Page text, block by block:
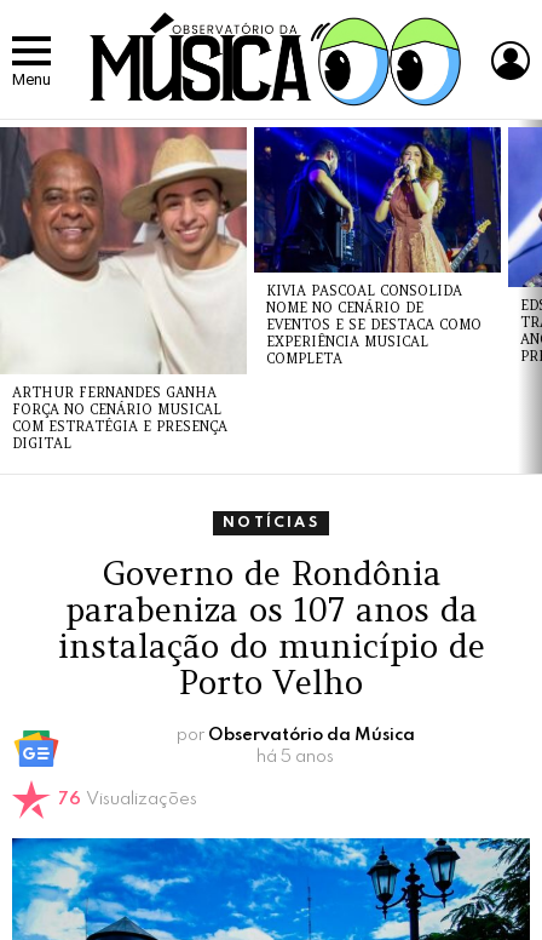
Menu
ÚLTIMAS
NOTÍCIAS
ARTHUR FERNANDES GANHA
FORÇA NO CENÁRIO MUSICAL
COM ESTRATÉGIA E PRESENÇA
DIGITAL
KIVIA PASCOAL CONSOLIDA
NOME NO CENÁRIO DE
EVENTOS E SE DESTACA COMO
EXPERIÊNCIA MUSICAL
COMPLETA
NOTÍCIAS
Governo de Rondônia
parabeniza os 107 anos da
instalação do município de
Porto Velho
por Observatório da Música
há 5 anos
76 Visualizações